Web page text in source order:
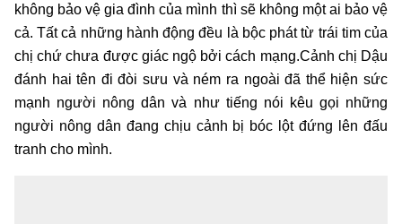
không bảo vệ gia đình của mình thì sẽ không một ai bảo vệ
cả. Tất cả những hành động đều là bộc phát từ trái tim của
chị chứ chưa được giác ngộ bởi cách mạng.Cảnh chị Dậu
đánh hai tên đi đòi sưu và ném ra ngoài đã thể hiện sức
mạnh người nông dân và như tiếng nói kêu gọi những
người nông dân đang chịu cảnh bị bóc lột đứng lên đấu
tranh cho mình.